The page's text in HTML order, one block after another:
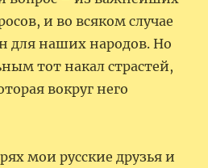
и во всяком случае
для наших народов. Но
тот накал страстей,
вокруг него
мои русские друзья и